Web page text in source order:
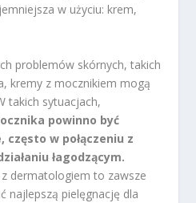
w użyciu: krem,
problemów skórnych, takich
kremy z mocznikiem mogą
takich sytuacjach,
powinno być
w połączeniu z
łagodzącym.
dermatologiem to zawsze
najlepszą pielęgnację dla